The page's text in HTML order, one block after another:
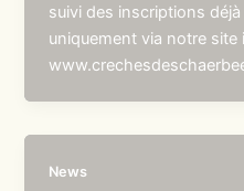
suivi des inscriptions
uniquement via notre site
News